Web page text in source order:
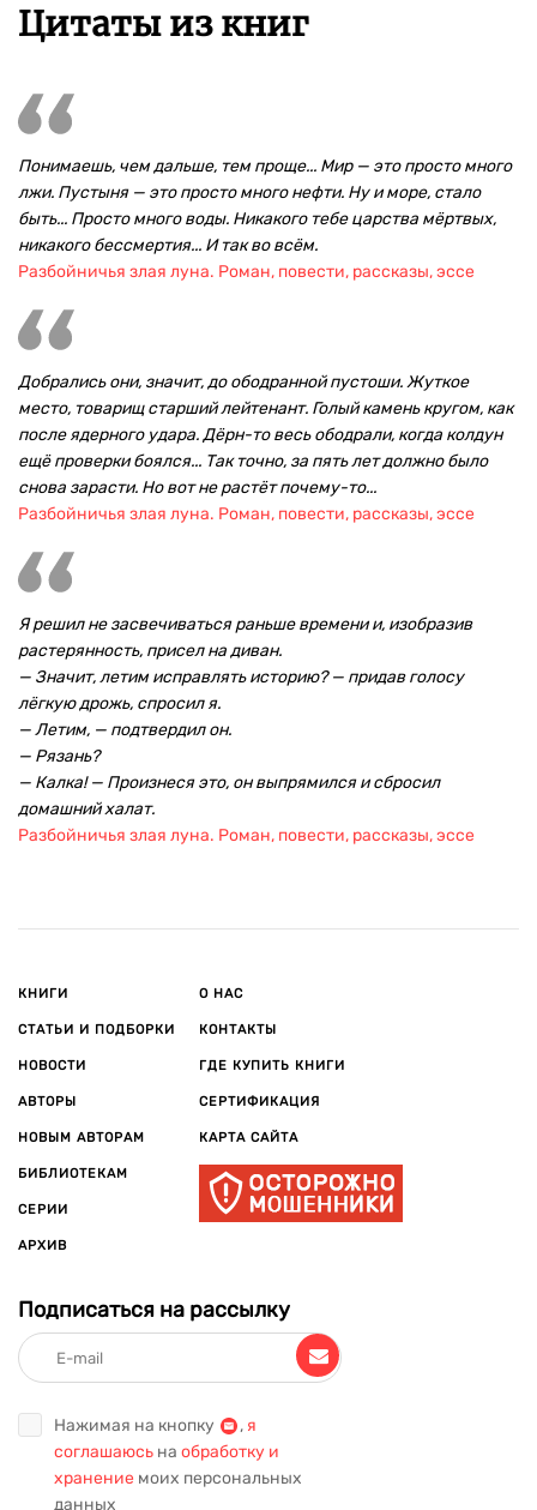
Цитаты из книг
Понимаешь, чем дальше, тем проще... Мир — это просто много
лжи. Пустыня — это просто много нефти. Ну и море, стало
быть... Просто много воды. Никакого тебе царства мёртвых,
никакого бессмертия... И так во всём.
Разбойничья злая луна. Роман, повести, рассказы, эссе
Добрались они, значит, до ободранной пустоши. Жуткое
место, товарищ старший лейтенант. Голый камень кругом, как
после ядерного удара. Дёрн-то весь ободрали, когда колдун
ещё проверки боялся... Так точно, за пять лет должно было
снова зарасти. Но вот не растёт почему-то...
Разбойничья злая луна. Роман, повести, рассказы, эссе
Я решил не засвечиваться раньше времени и, изобразив
растерянность, присел на диван.
— Значит, летим исправлять историю? — придав голосу
лёгкую дрожь, спросил я.
— Летим, — подтвердил он.
— Рязань?
— Калка! — Произнеся это, он выпрямился и сбросил
домашний халат.
Разбойничья злая луна. Роман, повести, рассказы, эссе
КНИГИ
СТАТЬИ И ПОДБОРКИ
НОВОСТИ
АВТОРЫ
НОВЫМ АВТОРАМ
БИБЛИОТЕКАМ
СЕРИИ
АРХИВ
О НАС
КОНТАКТЫ
ГДЕ КУПИТЬ КНИГИ
СЕРТИФИКАЦИЯ
КАРТА САЙТА
Подписаться на рассылку
Нажимая на кнопку , я
соглашаюсь на обработку и
хранение моих персональных
данных